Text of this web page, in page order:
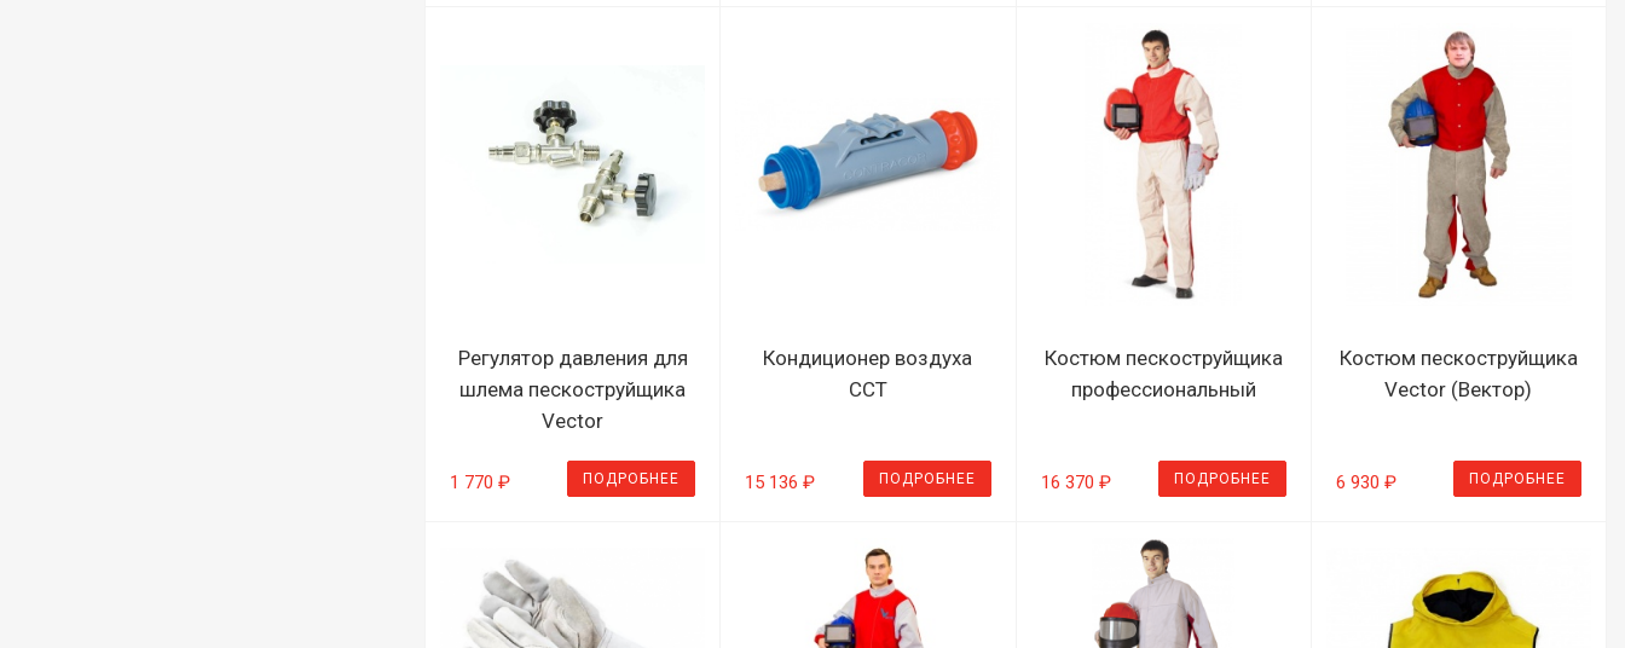
Регулятор давления для
шлема пескоструйщика
Vector
1 770 ₽ ПОДРОБНЕЕ
Кондиционер воздуха
ССТ
15 136 ₽ ПОДРОБНЕЕ
Костюм пескоструйщика
профессиональный
16 370 ₽ ПОДРОБНЕЕ
Костюм пескоструйщика
Vector (Вектор)
6 930 ₽ ПОДРОБНЕЕ